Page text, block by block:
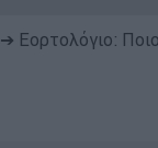
➔ Εορτολόγιο: